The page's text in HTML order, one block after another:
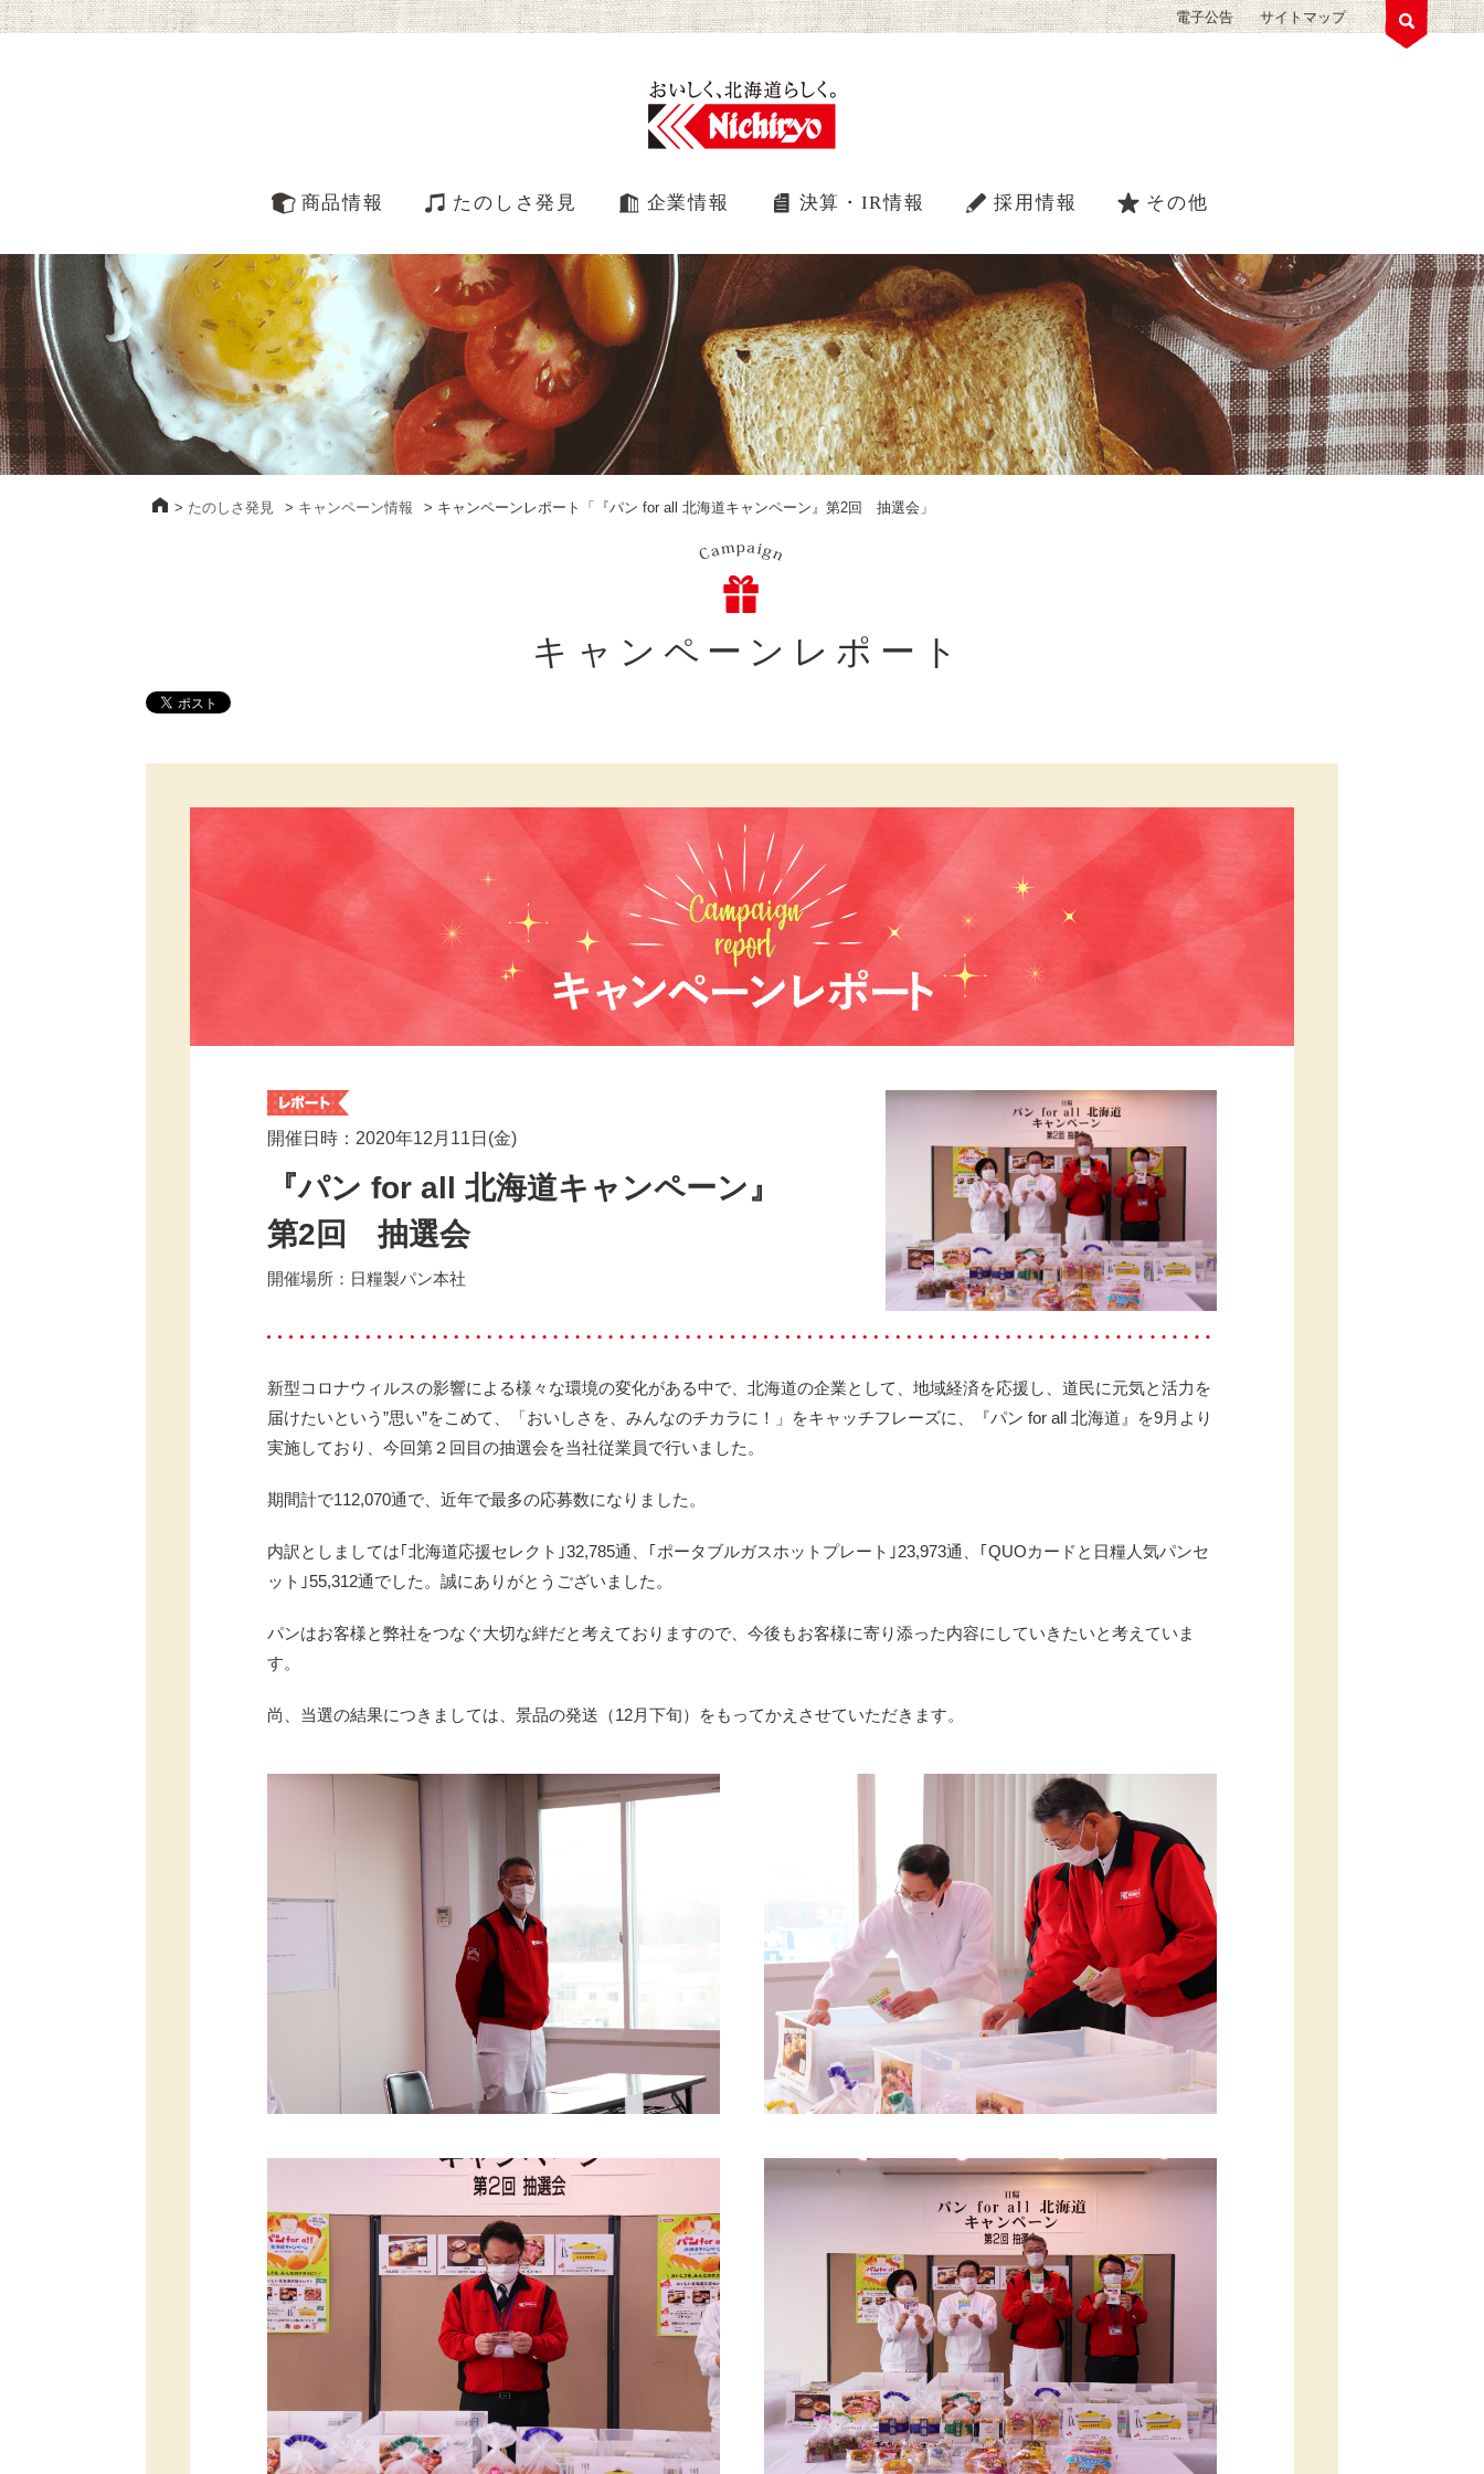
商品情報 たのしさ発見 企業情報 決算・IR情報 採用情報 その他
電子公告 サイトマップ
> たのしさ発見 > キャンペーン情報 > キャンペーンレポート「『パン for all 北海道キャンペーン』第2回 抽選会」
キャンペーンレポート
開催日時： 2020年12月11日(金)
『パン for all 北海道キャンペーン』
第2回 抽選会
開催場所： 日糧製パン本社
新型コロナウィルスの影響による様々な環境の変化がある中で、北海道の企業として、地域経済を応援し、道民に元気と活力を
届けたいという”思い”をこめて、「おいしさを、みんなのチカラに！」をキャッチフレーズに、『パン for all 北海道』を9月より
実施しており、今回第２回目の抽選会を当社従業員で行いました。
期間計で112,070通で、近年で最多の応募数になりました。
内訳としましては｢北海道応援セレクト｣32,785通、｢ポータブルガスホットプレート｣23,973通、｢QUOカードと日糧人気パンセ
ット｣55,312通でした。誠にありがとうございました。
パンはお客様と弊社をつなぐ大切な絆だと考えておりますので、今後もお客様に寄り添った内容にしていきたいと考えていま
す。
尚、当選の結果につきましては、景品の発送（12月下旬）をもってかえさせていただきます。